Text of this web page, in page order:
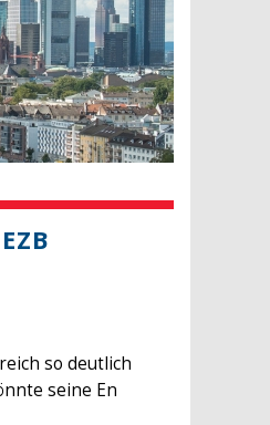
so deutlich
seine En